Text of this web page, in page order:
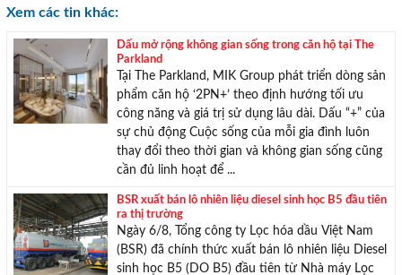
Xem các tin khác:
Dấu mở rộng không gian sống trong căn hộ tại The
Parkland
Tại The Parkland, MIK Group phát triển dòng sản
phẩm căn hộ ‘2PN+’ theo định hướng tối ưu
công năng và giá trị sử dụng lâu dài. Dấu “+” của
sự chủ động Cuộc sống của mỗi gia đình luôn
thay đổi theo thời gian và không gian sống cũng
cần đủ linh hoạt để ...
BSR xuất bán lô nhiên liệu diesel sinh học B5 đầu tiên
ra thị trường
Ngày 6/8, Tổng công ty Lọc hóa dầu Việt Nam
(BSR) đã chính thức xuất bán lô nhiên liệu Diesel
sinh học B5 (DO B5) đầu tiên từ Nhà máy Lọc